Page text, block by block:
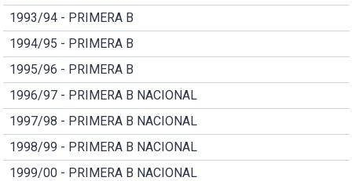
1993/94 - PRIMERA B
1994/95 - PRIMERA B
1995/96 - PRIMERA B
1996/97 - PRIMERA B NACIONAL
1997/98 - PRIMERA B NACIONAL
1998/99 - PRIMERA B NACIONAL
1999/00 - PRIMERA B NACIONAL